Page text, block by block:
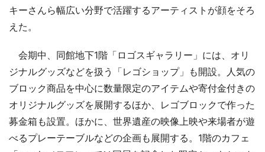
キーさんら幅広い分野で活躍するアーティストが顔をそろ
えた。
会期中、同館地下1階「ロゴスギャラリー」には、オリ
ジナルグッズなどを扱う「レゴショップ」も開設。人気の
ブロック商品を中心に数量限定のアイテムや寄付金付きの
オリジナルグッズを展開するほか、レゴブロックで作った
募金箱も設置。ほかに、世界遺産の映像上映や来場者が遊
べるプレーテーブルなどの企画も展開する。1階のカフェ